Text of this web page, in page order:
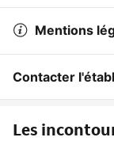
Mentions
Contacter
Les